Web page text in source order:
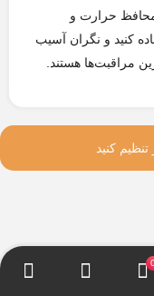
حرارت و
کنید و نگران آسیب
مراقبت‌ها هستند.
کنید